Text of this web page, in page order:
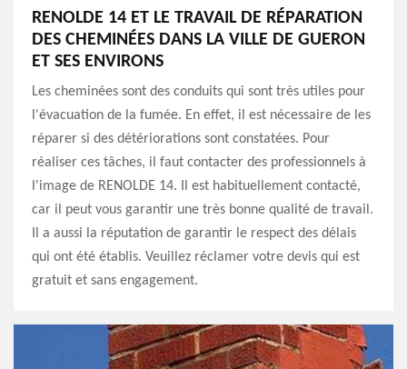
RENOLDE 14 ET LE TRAVAIL DE RÉPARATION
DES CHEMINÉES DANS LA VILLE DE GUERON
ET SES ENVIRONS
Les cheminées sont des conduits qui sont très utiles pour
l'évacuation de la fumée. En effet, il est nécessaire de les
réparer si des détériorations sont constatées. Pour
réaliser ces tâches, il faut contacter des professionnels à
l'image de RENOLDE 14. Il est habituellement contacté,
car il peut vous garantir une très bonne qualité de travail.
Il a aussi la réputation de garantir le respect des délais
qui ont été établis. Veuillez réclamer votre devis qui est
gratuit et sans engagement.